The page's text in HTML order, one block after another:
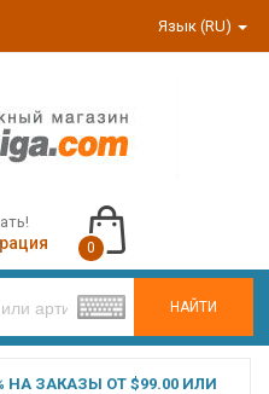
Язык (RU)
НАЙТИ
0
ЗАКАЗЫ ОТ $99.00 ИЛИ